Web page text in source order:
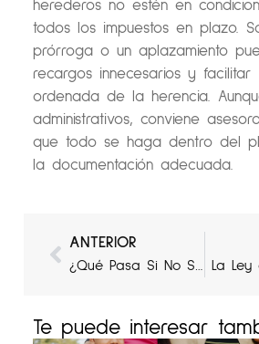
herederos no estén en
todos los impuestos en plazo.
prórroga o un aplazamiento
recargos innecesarios y facilitar
ordenada de la herencia.
administrativos, conviene
que todo se haga dentro del
la documentación adecuada.
AntANTERIOR
Te puede interesar